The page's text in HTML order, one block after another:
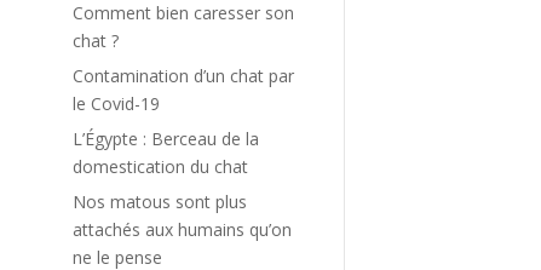
Comment bien caresser son
chat ?
Contamination d’un chat par
le Covid-19
L’Égypte : Berceau de la
domestication du chat
Nos matous sont plus
attachés aux humains qu’on
ne le pense